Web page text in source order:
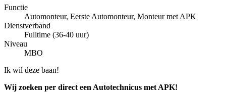
Functie
Automonteur, Eerste Automonteur, Monteur met APK
Dienstverband
Fulltime (36-40 uur)
Niveau
MBO
Ik wil deze baan!
Wij zoeken per direct een Autotechnicus met APK!